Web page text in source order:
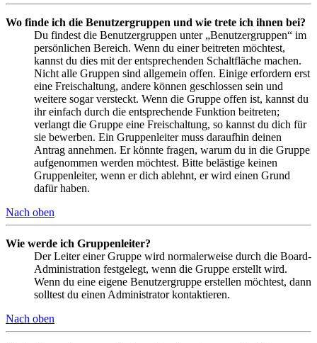
Wo finde ich die Benutzergruppen und wie trete ich ihnen bei?
Du findest die Benutzergruppen unter „Benutzergruppen“ im
persönlichen Bereich. Wenn du einer beitreten möchtest,
kannst du dies mit der entsprechenden Schaltfläche machen.
Nicht alle Gruppen sind allgemein offen. Einige erfordern erst
eine Freischaltung, andere können geschlossen sein und
weitere sogar versteckt. Wenn die Gruppe offen ist, kannst du
ihr einfach durch die entsprechende Funktion beitreten;
verlangt die Gruppe eine Freischaltung, so kannst du dich für
sie bewerben. Ein Gruppenleiter muss daraufhin deinen
Antrag annehmen. Er könnte fragen, warum du in die Gruppe
aufgenommen werden möchtest. Bitte belästige keinen
Gruppenleiter, wenn er dich ablehnt, er wird einen Grund
dafür haben.
Nach oben
Wie werde ich Gruppenleiter?
Der Leiter einer Gruppe wird normalerweise durch die Board-
Administration festgelegt, wenn die Gruppe erstellt wird.
Wenn du eine eigene Benutzergruppe erstellen möchtest, dann
solltest du einen Administrator kontaktieren.
Nach oben